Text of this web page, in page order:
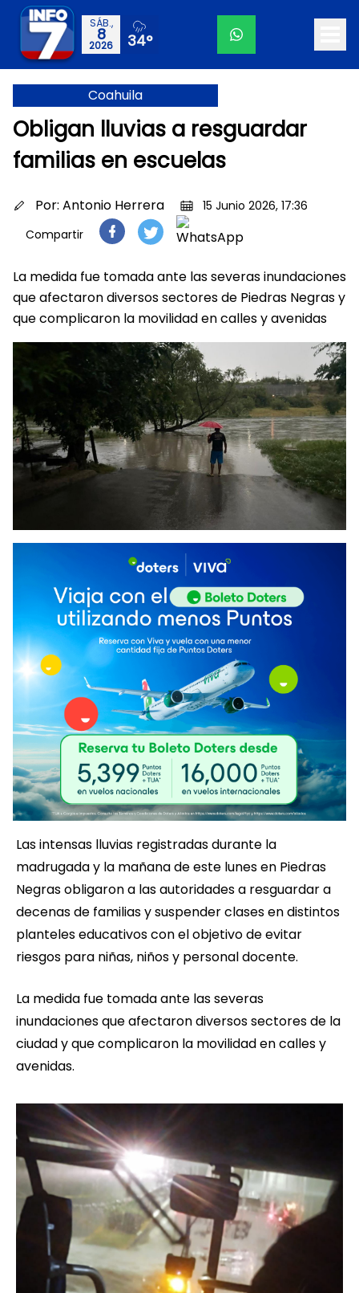
SÁB.,
8
2026 34°
Coahuila
Obligan lluvias a resguardar
familias en escuelas
Por: Antonio Herrera
15 Junio 2026, 17:36
Compartir
La medida fue tomada ante las severas inundaciones
que afectaron diversos sectores de Piedras Negras y
que complicaron la movilidad en calles y avenidas
Las intensas lluvias registradas durante la
madrugada y la mañana de este lunes en Piedras
Negras obligaron a las autoridades a resguardar a
decenas de familias y suspender clases en distintos
planteles educativos con el objetivo de evitar
riesgos para niñas, niños y personal docente.
La medida fue tomada ante las severas
inundaciones que afectaron diversos sectores de la
ciudad y que complicaron la movilidad en calles y
avenidas.